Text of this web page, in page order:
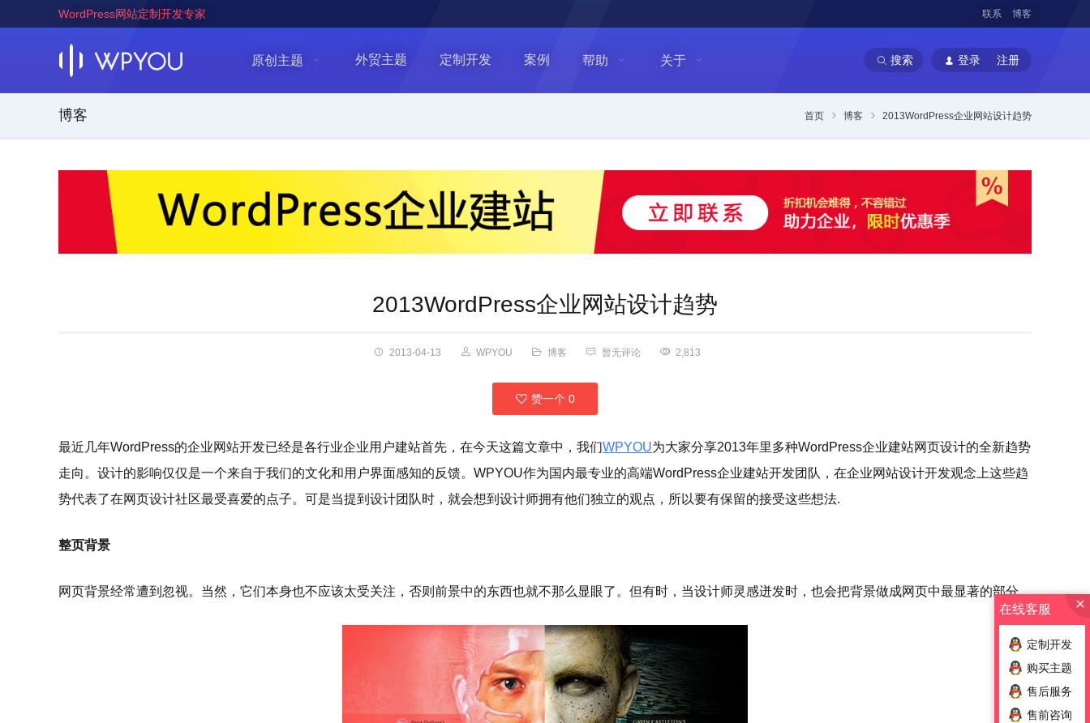
WordPress网站定制开发专家 联系 博客
原创主题 外贸主题 定制开发 案例 帮助 关于 搜索 登录 注册
博客 首页 博客 2013WordPress企业网站设计趋势
2013WordPress企业网站设计趋势
2013-04-13 WPYOU 博客 暂无评论 2,813
赞一个 0
最近几年WordPress的企业网站开发已经是各行业企业用户建站首先，在今天这篇文章中，我们WPYOU为大家分享2013年里多种WordPress企业建站网页设计的全新趋势
走向。设计的影响仅仅是一个来自于我们的文化和用户界面感知的反馈。WPYOU作为国内最专业的高端WordPress企业建站开发团队，在企业网站设计开发观念上这些趋
势代表了在网页设计社区最受喜爱的点子。可是当提到设计团队时，就会想到设计师拥有他们独立的观点，所以要有保留的接受这些想法.
整页背景
网页背景经常遭到忽视。当然，它们本身也不应该太受关注，否则前景中的东西也就不那么显眼了。但有时，当设计师灵感迸发时，也会把背景做成网页中最显著的部分。
在线客服
定制开发
购买主题
售后服务
售前咨询